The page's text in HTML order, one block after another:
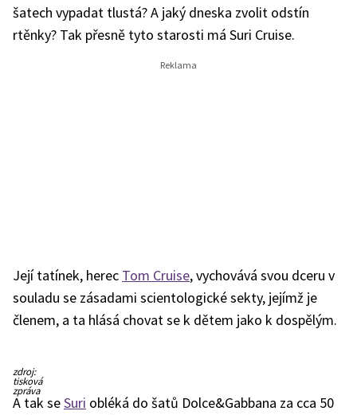
šatech vypadat tlustá? A jaký dneska zvolit odstín
rtěnky? Tak přesně tyto starosti má Suri Cruise.
Její tatínek, herec Tom Cruise, vychovává svou dceru v
souladu se zásadami scientologické sekty, jejímž je
členem, a ta hlásá chovat se k dětem jako k dospělým.
zdroj:
tisková
zpráva
A tak seSuri obléká do šatů Dolce&Gabbana za cca 50